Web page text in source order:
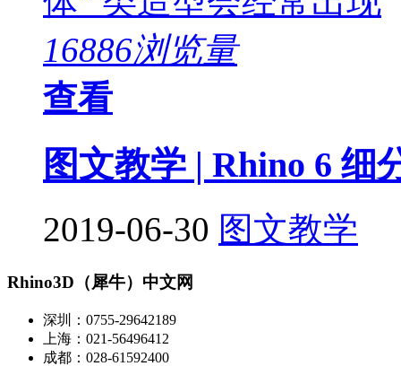
16886浏览量
查看
图文教学 | Rhino 6
2019-06-30 图文教学
Rhino3D（犀牛）中文网
深圳：0755-29642189
上海：021-56496412
成都：028-61592400